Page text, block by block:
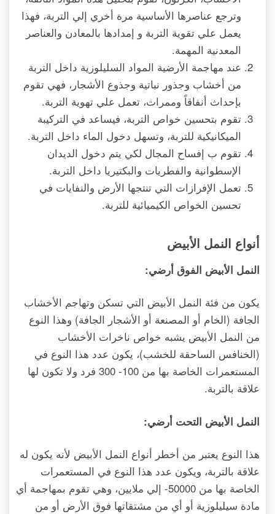
وترجع عناصرها الأساسية مرة أخري إلي التربة، فهذا
يعمل علي تقوية التربة و إمدادها بالمعادن والعناصر
المعدنية المهمة.
عند مهاجمة الأرضية المواد السليلوزية داخل التربة
من أخشاب وجذور نباتية وجذوع الأشجار، فهي تقوم
بإحداث أنفاقاً وممرات، تعمل علي تهوية التربة.
تقوم بتحسين خواص التربة، فيساعد في التركيبة
الميكانيكية للتربة، وتسهل دخول الماء داخل التربة.
تقوم ب إفساح المجال لكي يتم دخول الديدان
الإسطوانية والفطريات والبكتيريا داخل التربة.
تعمل الإفرازات التي تنتجها الأرض والنفايات في
تحسين الخواص الكيميائية للتربة.
أنواع النمل الأبيض
النمل الأبيض الفوق أرضي:
يكون من فئة النمل الأبيض التي تسكن وتهاجم الأخشاب
الجافة (الخام أو المصنعة أو الأشجار الجافة) وهذا النوع
من النمل الأبيض يشبه خواص ناخرات الأخشاب
(الخنافس الساحقة للخشب)، يكون عدد هذا النوع في
المستعمرات الخاصة بها من 100- 300 فرد ولا تكون لها
علاقة بالتربة.
النمل الأبيض التحت أرضي:
هذا النوع يعتبر من أخطر أنواع النمل الأبيض لأنه يكون له
علاقة بالتربة، ويكون عدد هذا النوع في المستعمرات
الخاصة بها من 50000- إلي ملايين، وهي تقوم بمهاجمة أي
مادة سيليلوزية أو أي من مشتقاتها فوق الأرض أو من